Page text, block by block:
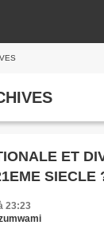
ET
SIECLE
23:23